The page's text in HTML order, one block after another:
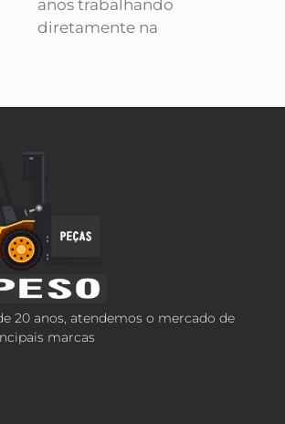
anos trabalhando
diretamente na
20 anos, atendemos o mercado de
marcas